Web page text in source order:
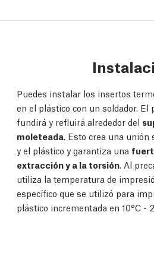
Puedes instalar los insertos
en el plástico con un soldador. El
fundirá y refluirá alrededor del
moleteada. Esto crea una unión
y el plástico y garantiza una
extracción y a la torsión. Al
utiliza la temperatura de
específico que se utilizó para
plástico incrementada en 10°C -